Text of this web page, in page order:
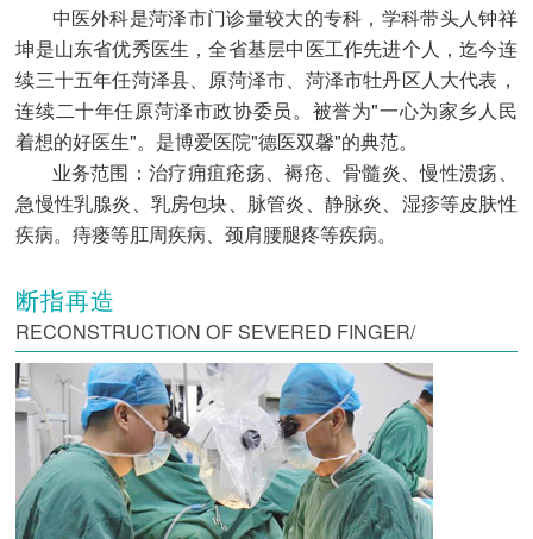
中医外科是菏泽市门诊量较大的专科，学科带头人钟祥
坤是山东省优秀医生，全省基层中医工作先进个人，迄今连
续三十五年任菏泽县、原菏泽市、菏泽市牡丹区人大代表，
连续二十年任原菏泽市政协委员。被誉为"一心为家乡人民
着想的好医生"。是博爱医院"德医双馨"的典范。
业务范围：治疗痈疽疮疡、褥疮、骨髓炎、慢性溃疡、
急慢性乳腺炎、乳房包块、脉管炎、静脉炎、湿疹等皮肤性
疾病。痔瘘等肛周疾病、颈肩腰腿疼等疾病。
断指再造
RECONSTRUCTION OF SEVERED FINGER/